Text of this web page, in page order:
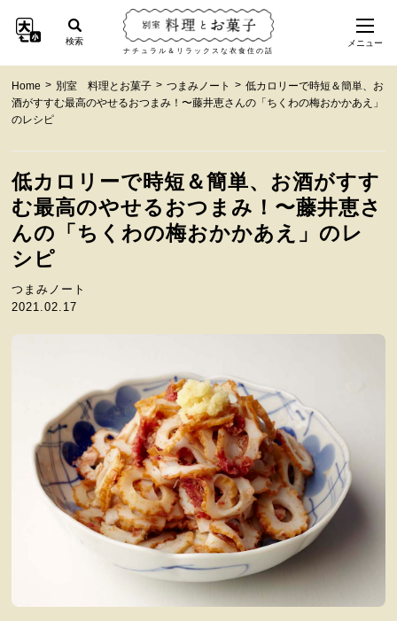
ナチュラル＆リラックスな衣食住の話
検索 メニュー
Home > 別室 料理とお菓子 > つまみノート > 低カロリーで時短＆簡単、お
酒がすすむ最高のやせるおつまみ！〜藤井恵さんの「ちくわの梅おかかあえ」
のレシピ
低カロリーで時短＆簡単、お酒がすす
む最高のやせるおつまみ！〜藤井恵さ
んの「ちくわの梅おかかあえ」のレ
シピ
つまみノート
2021.02.17